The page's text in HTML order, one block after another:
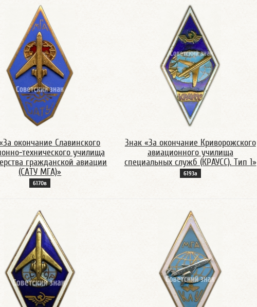
окончание Славинского
технического училища
гражданской авиации
(САТУ МГА)»
6170в
Знак «За окончание Криворожского
авиационного училища
специальных служб (КРАУСС). Тип 1»
6193а